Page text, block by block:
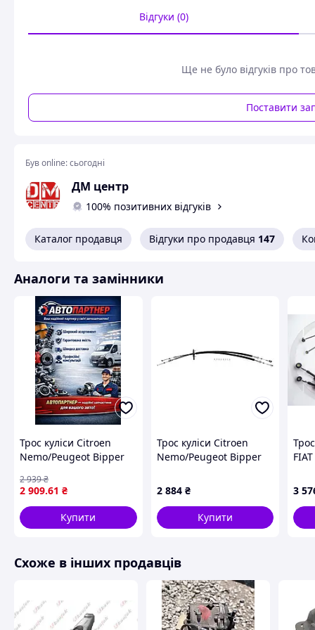
Відгуки (0)
Ще не було відгуків про
Поставити
Був online:сьогодні
ДМ центр
100% позитивних відгуків
Каталог продавця Відгуки про продавця 147
Аналоги та замінники
Трос куліси Citroen
Nemo/Peugeot Bipper
,2 909.61 ₴
2 939₴
Купити
Трос куліси Citroen
Nemo/Peugeot Bipper
14.44.52TD
2 884 ₴
Купити
BCR
3
Схоже в інших продавців